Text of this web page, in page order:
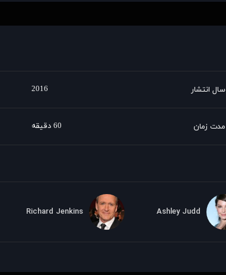
سال انتشار 2016
مدت زمان 60 دقیقه
Ashley Judd
Richard Jenkins